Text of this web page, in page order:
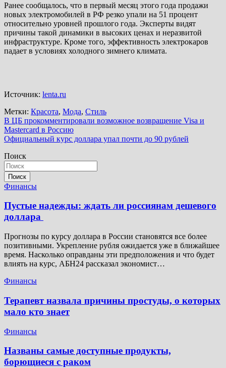
Ранее сообщалось, что в первый месяц этого года продажи
новых электромобилей в РФ резко упали на 51 процент
относительно уровней прошлого года. Эксперты видят
причины такой динамики в высоких ценах и неразвитой
инфраструктуре. Кроме того, эффективность электрокаров
падает в условиях холодного зимнего климата.
Источник: lenta.ru
Метки: Красота, Мода, Стиль
Навигация
по
В ЦБ прокомментировали возможное возвращение Visa и
Mastercard в Россию
Официальный курс доллара упал почти до 90 рублей
Поиск
Поиск
Финансы
Пустые надежды: ждать ли россиянам дешевого
доллара
Прогнозы по курсу доллара в России становятся все более
позитивными. Укрепление рубля ожидается уже в ближайшее
время. Насколько оправданы эти предположения и что будет
влиять на курс, АБН24 рассказал экономист…
Финансы
Терапевт назвала причины простуды, о которых
мало кто знает
Финансы
Названы самые доступные продукты,
борющиеся с раком